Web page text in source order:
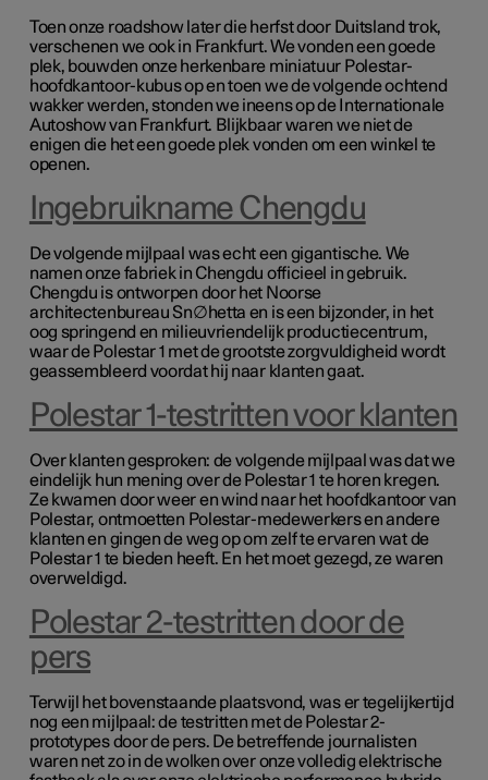
Toen onze roadshow later die herfst door Duitsland trok,
verschenen we ook in Frankfurt. We vonden een goede
plek, bouwden onze herkenbare miniatuur Polestar-
hoofdkantoor-kubus op en toen we de volgende ochtend
wakker werden, stonden we ineens op de Internationale
Autoshow van Frankfurt. Blijkbaar waren we niet de
enigen die het een goede plek vonden om een winkel te
openen.
Ingebruikname Chengdu
De volgende mijlpaal was echt een gigantische. We
namen onze fabriek in Chengdu officieel in gebruik.
Chengdu is ontworpen door het Noorse
architectenbureau Sn∅hetta en is een bijzonder, in het
oog springend en milieuvriendelijk productiecentrum,
waar de Polestar 1 met de grootste zorgvuldigheid wordt
geassembleerd voordat hij naar klanten gaat.
Polestar 1-testritten voor klanten
Over klanten gesproken: de volgende mijlpaal was dat we
eindelijk hun mening over de Polestar 1 te horen kregen.
Ze kwamen door weer en wind naar het hoofdkantoor van
Polestar, ontmoetten Polestar-medewerkers en andere
klanten en gingen de weg op om zelf te ervaren wat de
Polestar 1 te bieden heeft. En het moet gezegd, ze waren
overweldigd.
Polestar 2-testritten door de
pers
Terwijl het bovenstaande plaatsvond, was er tegelijkertijd
nog een mijlpaal: de testritten met de Polestar 2-
prototypes door de pers. De betreffende journalisten
waren net zo in de wolken over onze volledig elektrische